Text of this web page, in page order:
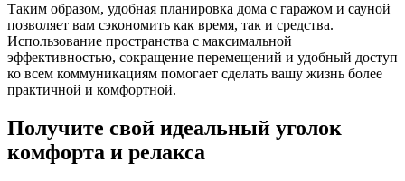
Таким образом, удобная планировка дома с гаражом и сауной
позволяет вам сэкономить как время, так и средства.
Использование пространства с максимальной
эффективностью, сокращение перемещений и удобный доступ
ко всем коммуникациям помогает сделать вашу жизнь более
практичной и комфортной.
Получите свой идеальный уголок
комфорта и релакса